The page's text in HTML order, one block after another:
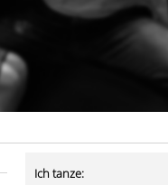
Ich tanze: